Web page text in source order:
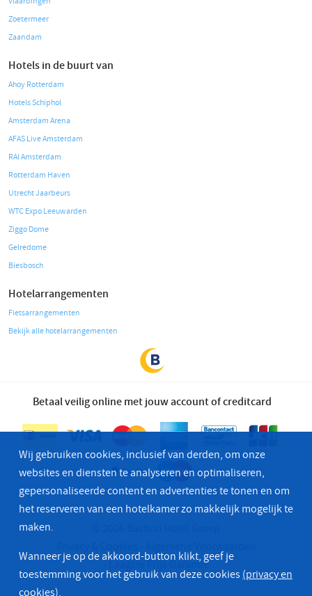
Zoetermeer
Zaandam
Hotels in de buurt van
Ahoy Rotterdam
Hotels Schiphol
Amsterdam Arena
AFAS Live Amsterdam
RAI Amsterdam
Rotterdam Haven
Utrecht Jaarbeurs
WTC Expo Leeuwarden
Ziggo Dome
Gelredome
Biesbosch
Hotelarrangementen
Fietsarrangementen
Bekijk alle hotelarrangementen
Betaal veilig online met jouw account of creditcard
Laagste Prijs Garantie
Wij gebruiken cookies, inclusief van derden, om onze
websites en diensten te analyseren en optimaliseren,
gepersonaliseerde content en advertenties te tonen en om
het reserveren van een hotelkamer zo makkelijk mogelijk te
maken.
Wanneer je op de akkoord-button klikt, geef je
toestemming voor het gebruik van deze cookies (privacy en
cookies).